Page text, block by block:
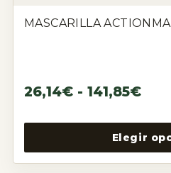
Elegir
MASCARILLA
26,14€ - 141,85€